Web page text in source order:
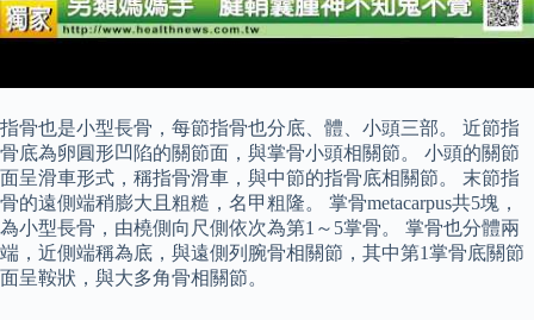
指骨也是小型長骨，每節指骨也分底、體、小頭三部。 近節指
骨底為卵圓形凹陷的關節面，與掌骨小頭相關節。 小頭的關節
面呈滑車形式，稱指骨滑車，與中節的指骨底相關節。 末節指
骨的遠側端稍膨大且粗糙，名甲粗隆。 掌骨metacarpus共5塊，
為小型長骨，由橈側向尺側依次為第1～5掌骨。 掌骨也分體兩
端，近側端稱為底，與遠側列腕骨相關節，其中第1掌骨底關節
面呈鞍狀，與大多角骨相關節。